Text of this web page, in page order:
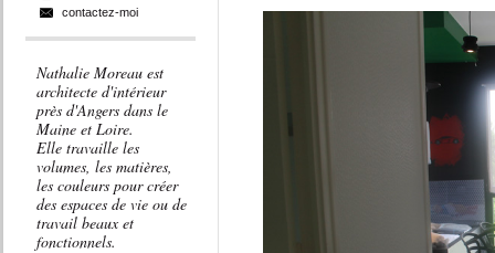
contactez-moi
Nathalie Moreau est
architecte d'intérieur
près d'Angers dans le
Maine et Loire.
Elle travaille les
volumes, les matières,
les couleurs pour créer
des espaces de vie ou de
travail beaux et
fonctionnels.